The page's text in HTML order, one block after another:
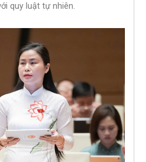
quy luật tự nhiên.